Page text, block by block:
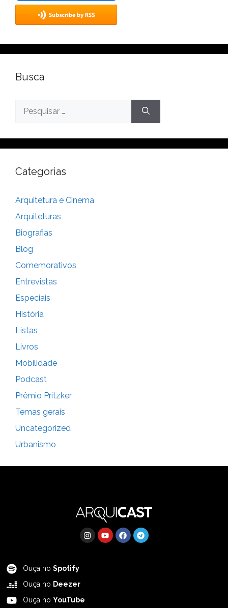
Busca
Categorias
Arquitetura e Cinema
Arquiteturas
Biografias
Blog
Comemorativos
Entrevistas
Especiais
História
Listas
Livros
Mobilidade
Podcast
Prêmio Pritzker
Temas gerais
Uncategorized
Urbanismo
Ouça no Spotify
Ouça no Deezer
Ouça no YouTube